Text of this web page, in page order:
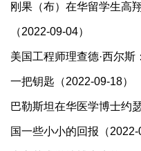
刚果（布）在华留学生高
（2022-09-04）
美国工程师理查德·西尔
一把钥匙（2022-09-18）
巴勒斯坦在华医学博士约
国一些小小的回报（2022-